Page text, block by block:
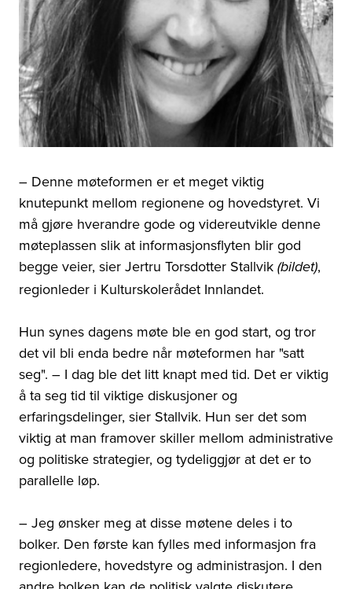
– Denne møteformen er et meget viktig
knutepunkt mellom regionene og hovedstyret. Vi
må gjøre hverandre gode og videreutvikle denne
møteplassen slik at informasjonsflyten blir god
begge veier, sier Jertru Torsdotter Stallvik (bildet),
regionleder i Kulturskolerådet Innlandet.
Hun synes dagens møte ble en god start, og tror
det vil bli enda bedre når møteformen har "satt
seg". – I dag ble det litt knapt med tid. Det er viktig
å ta seg tid til viktige diskusjoner og
erfaringsdelinger, sier Stallvik. Hun ser det som
viktig at man framover skiller mellom administrative
og politiske strategier, og tydeliggjør at det er to
parallelle løp.
– Jeg ønsker meg at disse møtene deles i to
bolker. Den første kan fylles med informasjon fra
regionledere, hovedstyre og administrasjon. I den